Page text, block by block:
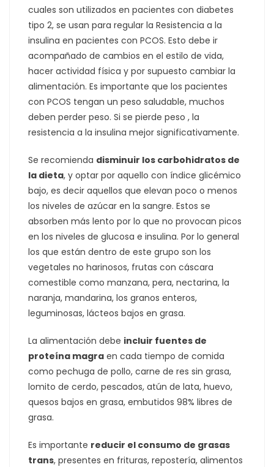
cuales son utilizados en pacientes con diabetes
tipo 2, se usan para regular la Resistencia a la
insulina en pacientes con PCOS. Esto debe ir
acompañado de cambios en el estilo de vida,
hacer actividad física y por supuesto cambiar la
alimentación. Es importante que los pacientes
con PCOS tengan un peso saludable, muchos
deben perder peso. Si se pierde peso , la
resistencia a la insulina mejor significativamente.
Se recomienda disminuir los carbohidratos de
la dieta, y optar por aquello con índice glicémico
bajo, es decir aquellos que elevan poco o menos
los niveles de azúcar en la sangre. Estos se
absorben más lento por lo que no provocan picos
en los niveles de glucosa e insulina. Por lo general
los que están dentro de este grupo son los
vegetales no harinosos, frutas con cáscara
comestible como manzana, pera, nectarina, la
naranja, mandarina, los granos enteros,
leguminosas, lácteos bajos en grasa.
La alimentación debe incluir fuentes de
proteína magra en cada tiempo de comida
como pechuga de pollo, carne de res sin grasa,
lomito de cerdo, pescados, atún de lata, huevo,
quesos bajos en grasa, embutidos 98% libres de
grasa.
Es importante reducir el consumo de grasas
trans, presentes en frituras, repostería, alimentos